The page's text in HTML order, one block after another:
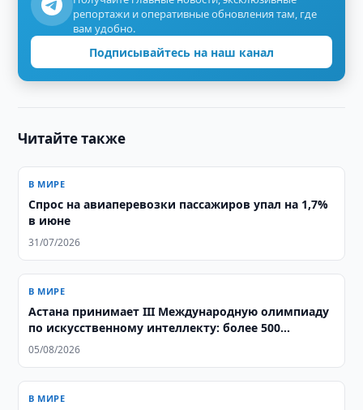
репортажи и оперативные обновления там, где
вам удобно.
Подписывайтесь на наш канал
Читайте также
В МИРЕ
Спрос на авиаперевозки пассажиров упал на 1,7%
в июне
31/07/2026
В МИРЕ
Астана принимает III Международную олимпиаду
по искусственному интеллекту: более 500
школьников из 106 стран соревнуются за звание
05/08/2026
В МИРЕ